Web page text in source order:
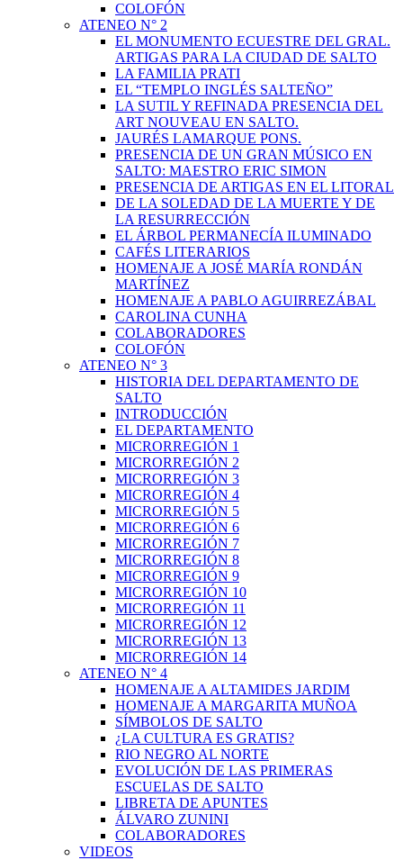
COLOFÓN
ATENEO N° 2
EL MONUMENTO ECUESTRE DEL GRAL.
ARTIGAS PARA LA CIUDAD DE SALTO
LA FAMILIA PRATI
EL “TEMPLO INGLÉS SALTEÑO”
LA SUTIL Y REFINADA PRESENCIA DEL
ART NOUVEAU EN SALTO.
JAURÉS LAMARQUE PONS.
PRESENCIA DE UN GRAN MÚSICO EN
SALTO: MAESTRO ERIC SIMON
PRESENCIA DE ARTIGAS EN EL LITORAL
DE LA SOLEDAD DE LA MUERTE Y DE
LA RESURRECCIÓN
EL ÁRBOL PERMANECÍA ILUMINADO
CAFÉS LITERARIOS
HOMENAJE A JOSÉ MARÍA RONDÁN
MARTÍNEZ
HOMENAJE A PABLO AGUIRREZÁBAL
CAROLINA CUNHA
COLABORADORES
COLOFÓN
ATENEO N° 3
HISTORIA DEL DEPARTAMENTO DE
SALTO
INTRODUCCIÓN
EL DEPARTAMENTO
MICRORREGIÓN 1
MICRORREGIÓN 2
MICRORREGIÓN 3
MICRORREGIÓN 4
MICRORREGIÓN 5
MICRORREGIÓN 6
MICRORREGIÓN 7
MICRORREGIÓN 8
MICRORREGIÓN 9
MICRORREGIÓN 10
MICRORREGIÓN 11
MICRORREGIÓN 12
MICRORREGIÓN 13
MICRORREGIÓN 14
ATENEO N° 4
HOMENAJE A ALTAMIDES JARDIM
HOMENAJE A MARGARITA MUÑOA
SÍMBOLOS DE SALTO
¿LA CULTURA ES GRATIS?
RIO NEGRO AL NORTE
EVOLUCIÓN DE LAS PRIMERAS
ESCUELAS DE SALTO
LIBRETA DE APUNTES
ÁLVARO ZUNINI
COLABORADORES
VIDEOS